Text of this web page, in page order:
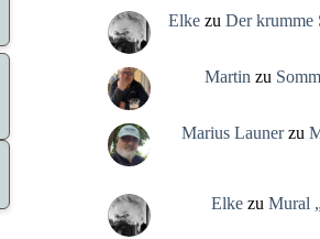
Elkezu Der krumme
Martin zu
Marius Launerzu
Elkezu Mural